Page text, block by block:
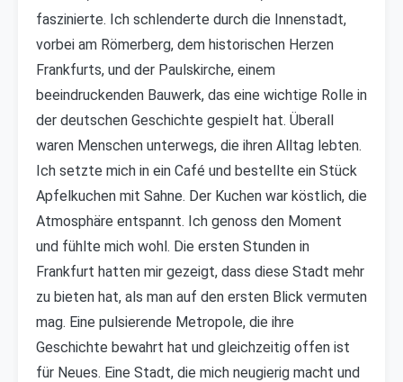
faszinierte. Ich schlenderte durch die Innenstadt,
vorbei am Römerberg, dem historischen Herzen
Frankfurts, und der Paulskirche, einem
beeindruckenden Bauwerk, das eine wichtige Rolle in
der deutschen Geschichte gespielt hat. Überall
waren Menschen unterwegs, die ihren Alltag lebten.
Ich setzte mich in ein Café und bestellte ein Stück
Apfelkuchen mit Sahne. Der Kuchen war köstlich, die
Atmosphäre entspannt. Ich genoss den Moment
und fühlte mich wohl. Die ersten Stunden in
Frankfurt hatten mir gezeigt, dass diese Stadt mehr
zu bieten hat, als man auf den ersten Blick vermuten
mag. Eine pulsierende Metropole, die ihre
Geschichte bewahrt hat und gleichzeitig offen ist
für Neues. Eine Stadt, die mich neugierig macht und